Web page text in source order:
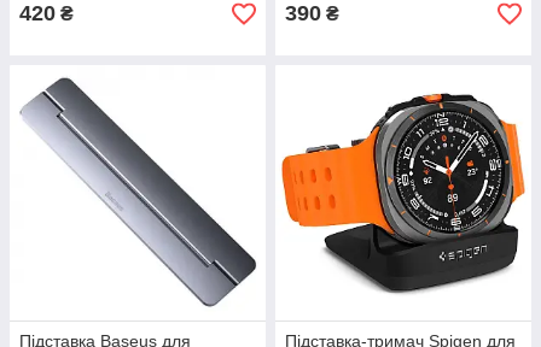
420 ₴ 390 ₴
Підставка Baseus для
Підставка-тримач Spigen для